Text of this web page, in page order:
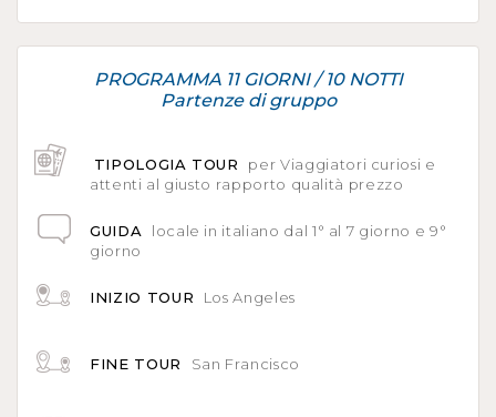
PROGRAMMA 11 GIORNI / 10 NOTTI
Partenze di gruppo
TIPOLOGIA TOUR
per Viaggiatori curiosi e
attenti al giusto rapporto qualità prezzo
GUIDA
locale in italiano dal 1° al 7 giorno e 9°
giorno
INIZIO TOUR Los Angeles
FINE TOUR San Francisco